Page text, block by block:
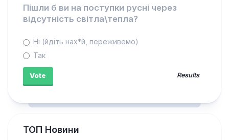
Пішли б ви на поступки русні через
відсутність світла\тепла?
Ні (йдіть нах*й, переживемо)
Так
Results
ТОП Новини